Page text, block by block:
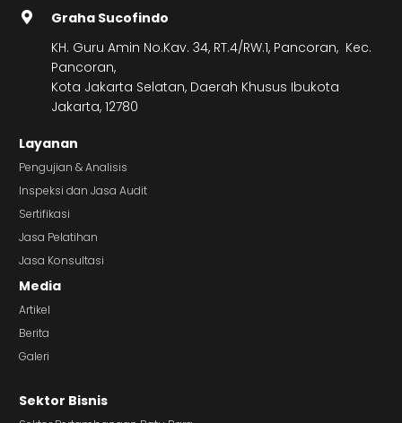
Graha Sucofindo
KH. Guru Amin No.Kav. 34, RT.4/RW.1, Pancoran, Kec.
Pancoran,
Kota Jakarta Selatan, Daerah Khusus Ibukota
Jakarta, 12780
Layanan
Pengujian & Analisis
Inspeksi dan Jasa Audit
Sertifikasi
Jasa Pelatihan
Jasa Konsultasi
Media
Artikel
Berita
Galeri
Sektor Bisnis